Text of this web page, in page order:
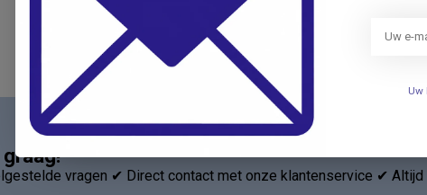
vragen ✔ Direct contact met onze klantenservice ✔ Altijd
Uw